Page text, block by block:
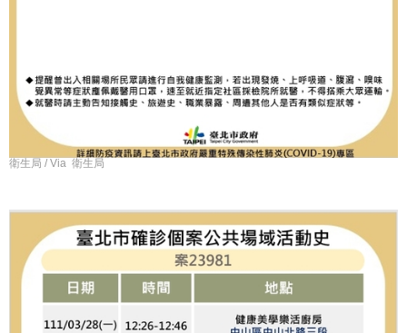
衛生局 / Via 衛生局